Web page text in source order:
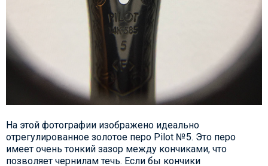
На этой фотографии изображено идеально
отрегулированное золотое перо Pilot №5. Это перо
имеет очень тонкий зазор между кончиками, что
позволяет чернилам течь. Если бы кончики